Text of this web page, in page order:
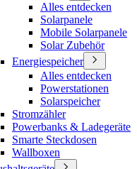
Alles entdecken
Solarpanele
Mobile Solarpanele
Solar Zubehör
Energiespeicher
Alles entdecken
Powerstationen
Solarspeicher
Stromzähler
Powerbanks & Ladegeräte
Smarte Steckdosen
Wallboxen